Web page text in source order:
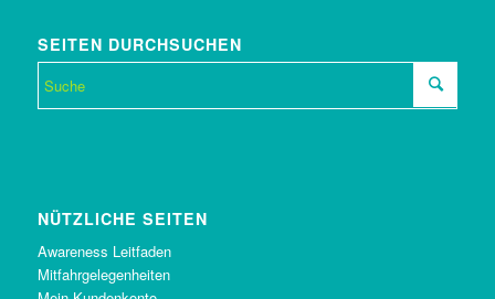
SEITEN DURCHSUCHEN
NÜTZLICHE SEITEN
Awareness Leitfaden
Mitfahrgelegenheiten